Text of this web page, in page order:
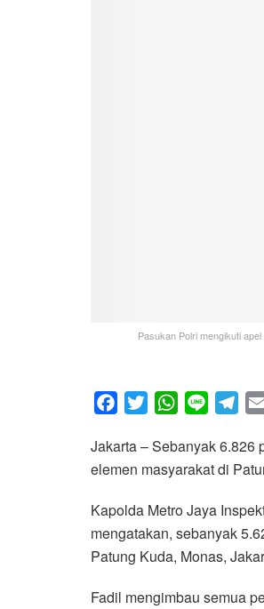
Pasukan Polri mengikuti
c
e
o
o
k
i
t
e
r
W
a
t
A
p
p
n
e
l
e
r
a
m
Jakarta – Sebanyak 6.826
elemen masyarakat di
Kapolda Metro Jaya
mengatakan, sebanyak
Patung Kuda, Monas,
Fadil mengimbau semua